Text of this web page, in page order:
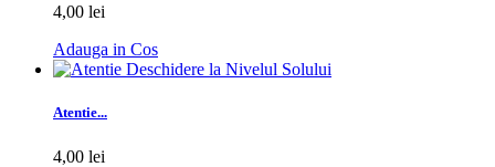
4,00 lei
Adauga in Cos
Atentie...
4,00 lei